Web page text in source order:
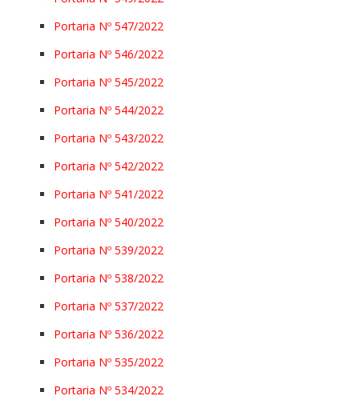
Portaria Nº 547/2022
Portaria Nº 546/2022
Portaria Nº 545/2022
Portaria Nº 544/2022
Portaria Nº 543/2022
Portaria Nº 542/2022
Portaria Nº 541/2022
Portaria Nº 540/2022
Portaria Nº 539/2022
Portaria Nº 538/2022
Portaria Nº 537/2022
Portaria Nº 536/2022
Portaria Nº 535/2022
Portaria Nº 534/2022